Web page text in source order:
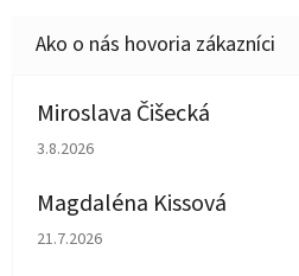
Miroslava Čišecká
Hodnotenie obchodu je 1 z 5
3.8.2026
Magdaléna Kissová
Hodnotenie obchodu je 5 z 5
21.7.2026